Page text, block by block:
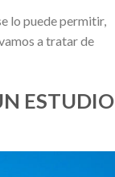
lo puede permitir,
a tratar de
ESTUDIO